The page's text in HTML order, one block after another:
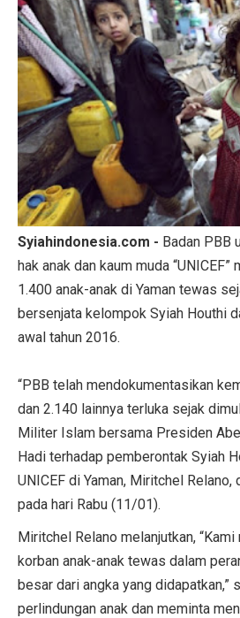
Syiahindonesia.com - Badan PBB
hak anak dan kaum muda
1.400 anak-anak di Yaman tewas
bersenjata kelompok Syiah Houthi
awal tahun 2016.
“PBB telah mendokumentasikan
dan 2.140 lainnya terluka sejak
Militer Islam bersama Presiden
Hadi terhadap pemberontak Syiah
UNICEF di Yaman, Miritchel
pada hari Rabu (11/01).
Miritchel Relano melanjutkan,
korban anak-anak tewas dalam
besar dari angka yang didapatkan,”
perlindungan anak dan meminta